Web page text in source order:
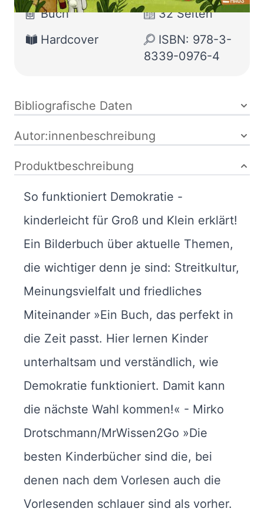
Buch
32 Seiten
Hardcover
ISBN: 978-3-
8339-0976-4
Bibliografische Daten
Autor:innenbeschreibung
Produktbeschreibung
So funktioniert Demokratie -
kinderleicht für Groß und Klein erklärt!
Ein Bilderbuch über aktuelle Themen,
die wichtiger denn je sind: Streitkultur,
Meinungsvielfalt und friedliches
Miteinander »Ein Buch, das perfekt in
die Zeit passt. Hier lernen Kinder
unterhaltsam und verständlich, wie
Demokratie funktioniert. Damit kann
die nächste Wahl kommen!« - Mirko
Drotschmann/MrWissen2Go »Die
besten Kinderbücher sind die, bei
denen nach dem Vorlesen auch die
Vorlesenden schlauer sind als vorher.